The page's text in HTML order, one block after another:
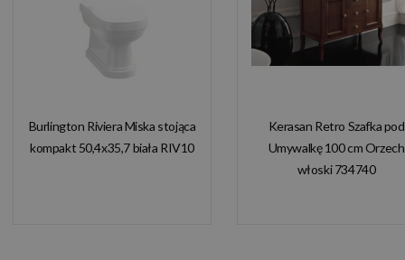
Burlington Riviera Miska stojąca
kompakt 50,4x35,7 biała RIV10
Kerasan Retro Szafka pod
Umywalkę 100 cm Orzech
włoski 734740